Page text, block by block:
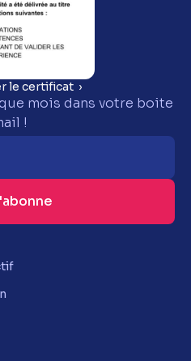
le certificat ›
mois dans votre boite
!